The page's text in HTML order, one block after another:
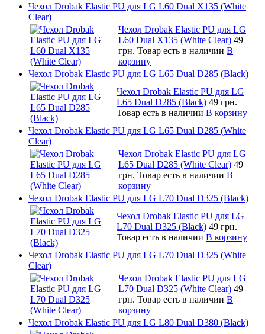
Чехол Drobak Elastic PU для LG L60 Dual X135 (White
Clear)
Чехол Drobak Elastic PU для LG
L60 Dual X135 (White Clear) 49
грн. Товар есть в наличии В
корзину
Чехол Drobak Elastic PU для LG L65 Dual D285 (Black)
Чехол Drobak Elastic PU для LG
L65 Dual D285 (Black) 49 грн.
Товар есть в наличии В корзину
Чехол Drobak Elastic PU для LG L65 Dual D285 (White
Clear)
Чехол Drobak Elastic PU для LG
L65 Dual D285 (White Clear) 49
грн. Товар есть в наличии В
корзину
Чехол Drobak Elastic PU для LG L70 Dual D325 (Black)
Чехол Drobak Elastic PU для LG
L70 Dual D325 (Black) 49 грн.
Товар есть в наличии В корзину
Чехол Drobak Elastic PU для LG L70 Dual D325 (White
Clear)
Чехол Drobak Elastic PU для LG
L70 Dual D325 (White Clear) 49
грн. Товар есть в наличии В
корзину
Чехол Drobak Elastic PU для LG L80 Dual D380 (Black)